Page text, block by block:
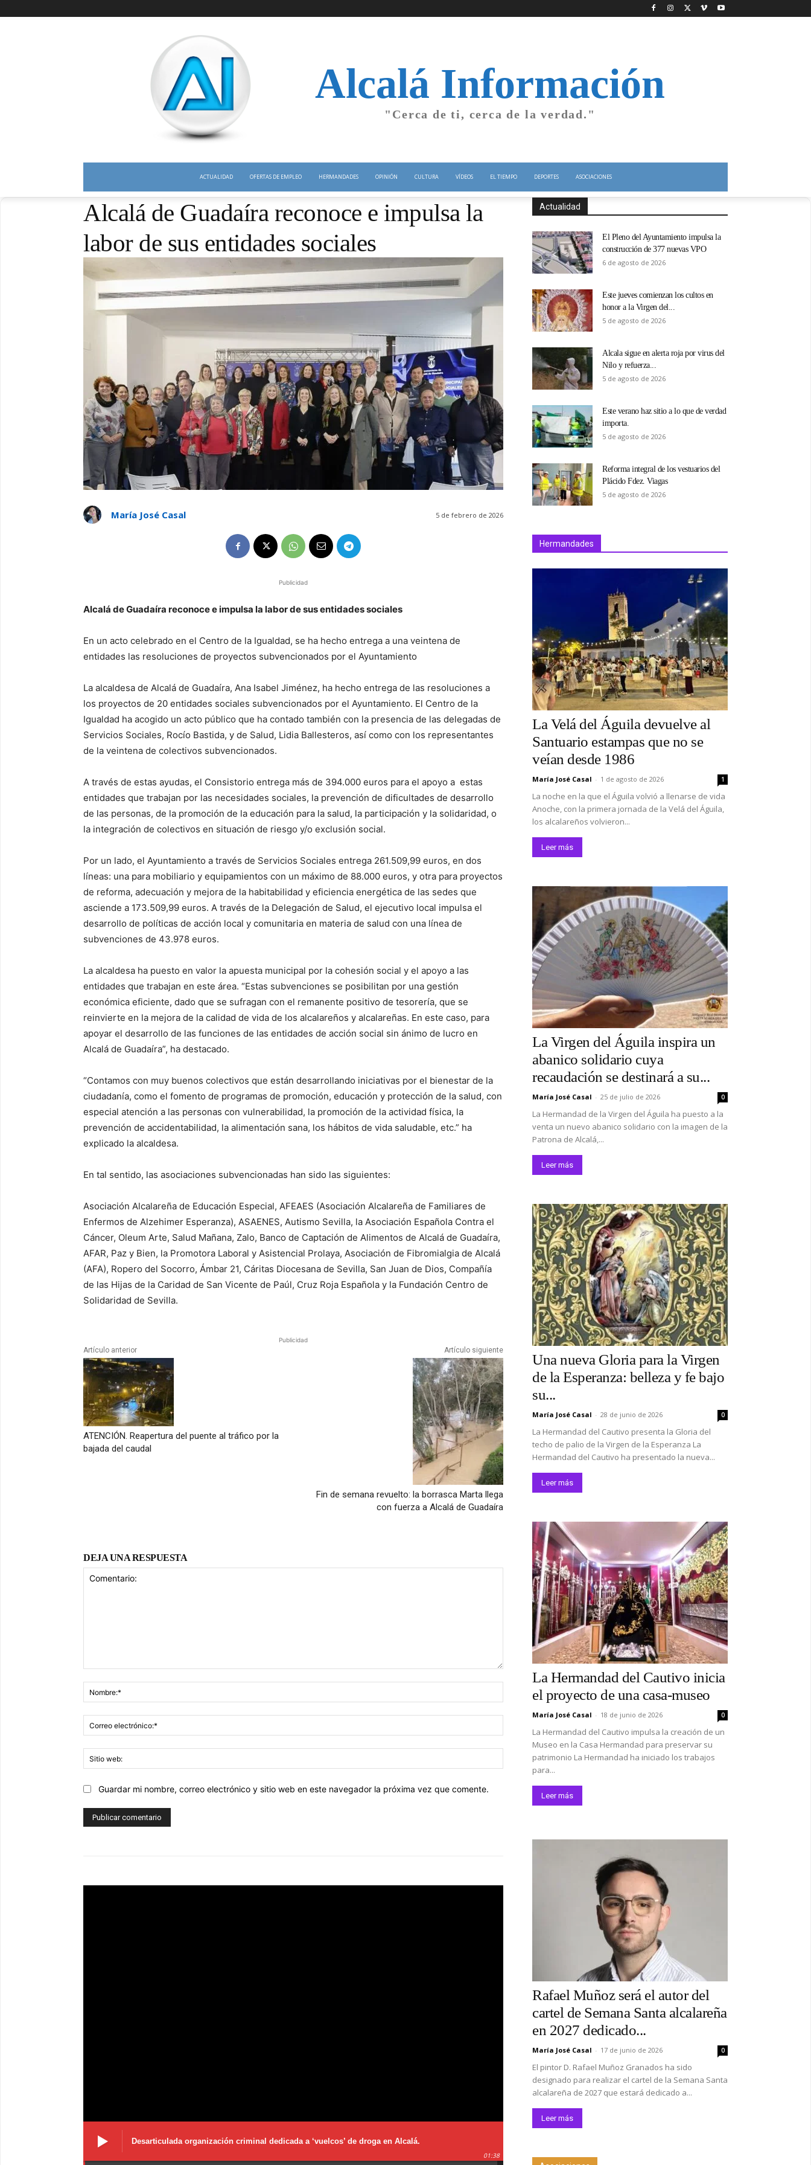
Alcalá Información
"Cerca de ti, cerca de la verdad."
ACTUALIDAD OFERTAS DE EMPLEO HERMANDADES OPINIÓN CULTURA VÍDEOS EL TIEMPO DEPORTES ASOCIACIONES
Alcalá de Guadaíra reconoce e impulsa la
labor de sus entidades sociales
5 de febrero de 2026
María José Casal
Publicidad
Alcalá de Guadaíra reconoce e impulsa la labor de sus entidades sociales
En un acto celebrado en el Centro de la Igualdad, se ha hecho entrega a una veintena de
entidades las resoluciones de proyectos subvencionados por el Ayuntamiento
La alcaldesa de Alcalá de Guadaíra, Ana Isabel Jiménez, ha hecho entrega de las resoluciones a
los proyectos de 20 entidades sociales subvencionados por el Ayuntamiento. El Centro de la
Igualdad ha acogido un acto público que ha contado también con la presencia de las delegadas de
Servicios Sociales, Rocío Bastida, y de Salud, Lidia Ballesteros, así como con los representantes
de la veintena de colectivos subvencionados.
A través de estas ayudas, el Consistorio entrega más de 394.000 euros para el apoyo a estas
entidades que trabajan por las necesidades sociales, la prevención de dificultades de desarrollo
de las personas, de la promoción de la educación para la salud, la participación y la solidaridad, o
la integración de colectivos en situación de riesgo y/o exclusión social.
Por un lado, el Ayuntamiento a través de Servicios Sociales entrega 261.509,99 euros, en dos
líneas: una para mobiliario y equipamientos con un máximo de 88.000 euros, y otra para proyectos
de reforma, adecuación y mejora de la habitabilidad y eficiencia energética de las sedes que
asciende a 173.509,99 euros. A través de la Delegación de Salud, el ejecutivo local impulsa el
desarrollo de políticas de acción local y comunitaria en materia de salud con una línea de
subvenciones de 43.978 euros.
La alcaldesa ha puesto en valor la apuesta municipal por la cohesión social y el apoyo a las
entidades que trabajan en este área. “Estas subvenciones se posibilitan por una gestión
económica eficiente, dado que se sufragan con el remanente positivo de tesorería, que se
reinvierte en la mejora de la calidad de vida de los alcalareños y alcalareñas. En este caso, para
apoyar el desarrollo de las funciones de las entidades de acción social sin ánimo de lucro en
Alcalá de Guadaíra”, ha destacado.
“Contamos con muy buenos colectivos que están desarrollando iniciativas por el bienestar de la
ciudadanía, como el fomento de programas de promoción, educación y protección de la salud, con
especial atención a las personas con vulnerabilidad, la promoción de la actividad física, la
prevención de accidentabilidad, la alimentación sana, los hábitos de vida saludable, etc.” ha
explicado la alcaldesa.
En tal sentido, las asociaciones subvencionadas han sido las siguientes:
Asociación Alcalareña de Educación Especial, AFEAES (Asociación Alcalareña de Familiares de
Enfermos de Alzehimer Esperanza), ASAENES, Autismo Sevilla, la Asociación Española Contra el
Cáncer, Oleum Arte, Salud Mañana, Zalo, Banco de Captación de Alimentos de Alcalá de Guadaíra,
AFAR, Paz y Bien, la Promotora Laboral y Asistencial Prolaya, Asociación de Fibromialgia de Alcalá
(AFA), Ropero del Socorro, Ámbar 21, Cáritas Diocesana de Sevilla, San Juan de Dios, Compañía
de las Hijas de la Caridad de San Vicente de Paúl, Cruz Roja Española y la Fundación Centro de
Solidaridad de Sevilla.
Publicidad
Artículo anterior
ATENCIÓN. Reapertura del puente al tráfico por la
bajada del caudal
Artículo siguiente
Fin de semana revuelto: la borrasca Marta llega
con fuerza a Alcalá de Guadaíra
DEJA UNA RESPUESTA
Nombre:*
electrónico:*
web:
Guardar mi nombre, correo electrónico y sitio web en este navegador la próxima vez que comente.
Desarticulada organización criminal dedicada a ‘vuelcos’ de droga en Alcalá.
01:38
Actualidad
El Pleno del Ayuntamiento impulsa la
construcción de 377 nuevas VPO
6 de agosto de 2026
Este jueves comienzan los cultos en
honor a la Virgen del...
5 de agosto de 2026
Alcala sigue en alerta roja por virus del
Nilo y refuerza...
5 de agosto de 2026
Este verano haz sitio a lo que de verdad
importa.
5 de agosto de 2026
Reforma integral de los vestuarios del
Plácido Fdez. Viagas
5 de agosto de 2026
Hermandades
La Velá del Águila devuelve al
Santuario estampas que no se
veían desde 1986
María José Casal - 1 de agosto de 2026 1
La noche en la que el Águila volvió a llenarse de vida
Anoche, con la primera jornada de la Velá del Águila,
los alcalareños volvieron...
Leer más
La Virgen del Águila inspira un
abanico solidario cuya
recaudación se destinará a su...
María José Casal - 25 de julio de 2026 0
La Hermandad de la Virgen del Águila ha puesto a la
venta un nuevo abanico solidario con la imagen de la
Patrona de Alcalá,...
Leer más
Una nueva Gloria para la Virgen
de la Esperanza: belleza y fe bajo
su...
María José Casal - 28 de junio de 2026 0
La Hermandad del Cautivo presenta la Gloria del
techo de palio de la Virgen de la Esperanza La
Hermandad del Cautivo ha presentado la nueva...
Leer más
La Hermandad del Cautivo inicia
el proyecto de una casa-museo
María José Casal - 18 de junio de 2026 0
La Hermandad del Cautivo impulsa la creación de un
Museo en la Casa Hermandad para preservar su
patrimonio La Hermandad ha iniciado los trabajos
para...
Leer más
Rafael Muñoz será el autor del
cartel de Semana Santa alcalareña
en 2027 dedicado...
María José Casal - 17 de junio de 2026 0
El pintor D. Rafael Muñoz Granados ha sido
designado para realizar el cartel de la Semana Santa
alcalareña de 2027 que estará dedicado a...
Leer más